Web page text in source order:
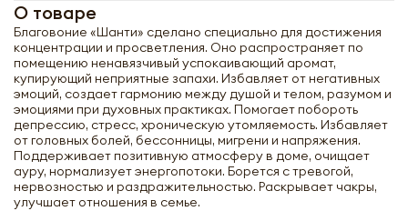
О товаре
Благовоние «Шанти» сделано специально для достижения
концентрации и просветления. Оно распространяет по
помещению ненавязчивый успокаивающий аромат,
купирующий неприятные запахи. Избавляет от негативных
эмоций, создает гармонию между душой и телом, разумом и
эмоциями при духовных практиках. Помогает побороть
депрессию, стресс, хроническую утомляемость. Избавляет
от головных болей, бессонницы, мигрени и напряжения.
Поддерживает позитивную атмосферу в доме, очищает
ауру, нормализует энергопотоки. Борется с тревогой,
нервозностью и раздражительностью. Раскрывает чакры,
улучшает отношения в семье.